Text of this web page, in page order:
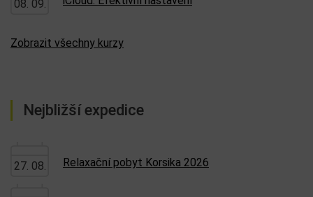
08. 09.
Zobrazit všechny kurzy
Nejbližší expedice
27. 08. Relaxační pobyt Korsika 2026